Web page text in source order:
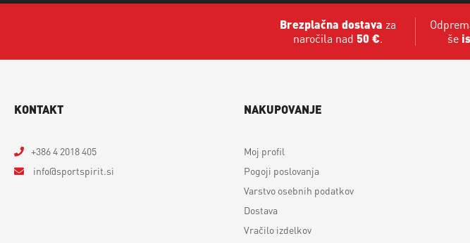
Brezplačna dostava za
naročila nad 50 €.
še
KONTAKT
+386 4 2018 405
info
sportspirit.si
NAKUPOVANJE
Moj profil
Pogoji poslovanja
Varstvo osebnih podatkov
Dostava
Vračilo izdelkov